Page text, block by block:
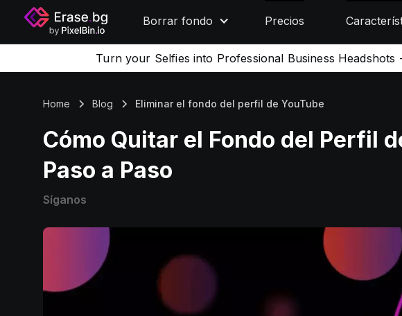
Borrar fondo Precios
Turn your Selfies into Professional Business Headshots
Home Blog Eliminar el fondo del perfil de YouTube
Cómo Quitar el Fondo del Perfil
Paso a Paso
Síganos